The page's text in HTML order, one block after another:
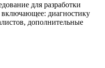
для разработки
включающее: диагностику
дополнительные